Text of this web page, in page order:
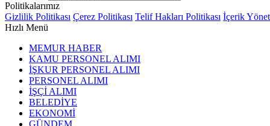
Politikalarımız
Gizlilik Politikası Çerez Politikası Telif Hakları Politikası İçerik
Hızlı Menü
MEMUR HABER
KAMU PERSONEL ALIMI
İŞKUR PERSONEL ALIMI
PERSONEL ALIMI
İŞÇİ ALIMI
BELEDİYE
EKONOMİ
GÜNDEM